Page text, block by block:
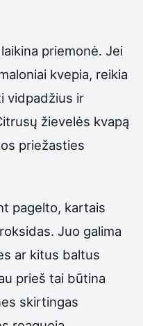
priemonė. Jei
kvepia, reikia
vidpadžius ir
žievelės kvapą
priežasties
pagelto, kartais
Juo galima
ar kitus baltus
prieš tai būtina
skirtingas